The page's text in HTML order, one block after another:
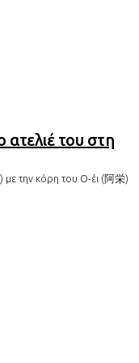
του στη
την κόρη του Ο-έι (阿栄)